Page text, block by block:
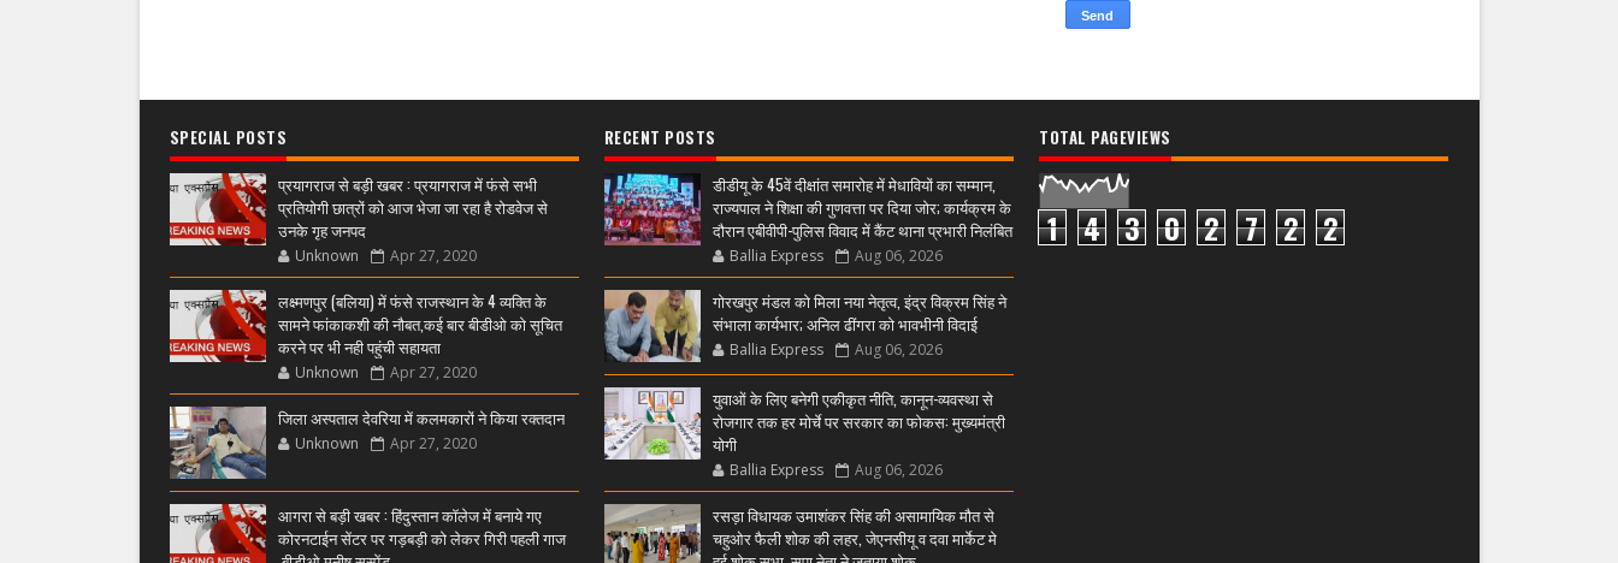
SPECIAL POSTS
प्रयागराज से बड़ी खबर : प्रयागराज में फंसे सभी
प्रतियोगी छात्रों को आज भेजा जा रहा है रोडवेज से
उनके गृह जनपद
Unknown Apr 27, 2020
लक्ष्मणपुर (बलिया) में फंसे राजस्थान के 4 व्यक्ति के
सामने फांकाकशी की नौबत,कई बार बीडीओ को सूचित
करने पर भी नही पहुंची सहायता
Unknown Apr 27, 2020
जिला अस्पताल देवरिया में कलमकारों ने किया रक्तदान
Unknown Apr 27, 2020
आगरा से बड़ी खबर : हिंदुस्तान कॉलेज में बनाये गए
कोरनटाईन सेंटर पर गड़बड़ी को लेकर गिरी पहली गाज
RECENT POSTS
डीडीयू के 45वें दीक्षांत समारोह में मेधावियों का सम्मान,
राज्यपाल ने शिक्षा की गुणवत्ता पर दिया जोर; कार्यक्रम के
दौरान एबीवीपी-पुलिस विवाद में कैंट थाना प्रभारी निलंबित
Ballia Express Aug 06, 2026
गोरखपुर मंडल को मिला नया नेतृत्व, इंद्र विक्रम सिंह ने
संभाला कार्यभार; अनिल ढींगरा को भावभीनी विदाई
Ballia Express Aug 06, 2026
युवाओं के लिए बनेगी एकीकृत नीति, कानून-व्यवस्था से
रोजगार तक हर मोर्चे पर सरकार का फोकस: मुख्यमंत्री
योगी
Ballia Express Aug 06, 2026
रसड़ा विधायक उमाशंकर सिंह की असामायिक मौत से
चहुओर फैली शोक की लहर, जेएनसीयू व दवा मार्केट मे
TOTAL PAGEVIEWS
1 4 3 0 2 7 2 2